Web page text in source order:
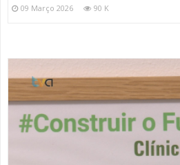
09 Março 2026 90 K